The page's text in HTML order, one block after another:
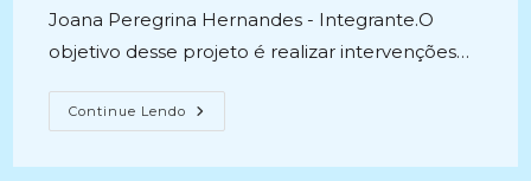
Joana Peregrina Hernandes - Integrante.O
objetivo desse projeto é realizar intervenções…
Continue Lendo IMPACTOS
DOS